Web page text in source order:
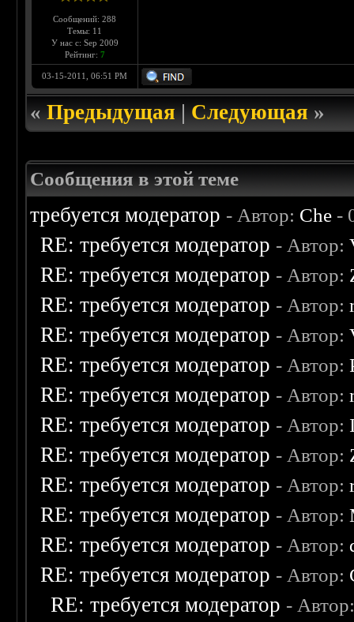
Сообщений: 288
Темы: 11
У нас с: Sep 2009
Рейтинг: 7
03-15-2011, 06:51 PM
«Предыдущая|Следующая»
Сообщения в этой теме
требуется модератор - Автор: Che -
RE: требуется модератор - Автор:
RE: требуется модератор - Автор:
RE: требуется модератор - Автор:
RE: требуется модератор - Автор:
RE: требуется модератор - Автор:
RE: требуется модератор - Автор:
RE: требуется модератор - Автор:
RE: требуется модератор - Автор:
RE: требуется модератор - Автор:
RE: требуется модератор - Автор:
RE: требуется модератор - Автор:
RE: требуется модератор - Автор:
RE: требуется модератор -